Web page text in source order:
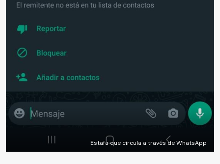
Estafa que circula a través de WhatsApp